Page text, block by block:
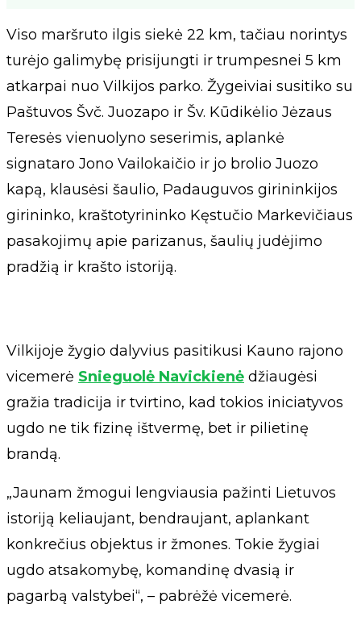
Viso maršruto ilgis siekė 22 km, tačiau norintys
turėjo galimybę prisijungti ir trumpesnei 5 km
atkarpai nuo Vilkijos parko. Žygeiviai susitiko su
Paštuvos Švč. Juozapo ir Šv. Kūdikėlio Jėzaus
Teresės vienuolyno seserimis, aplankė
signataro Jono Vailokaičio ir jo brolio Juozo
kapą, klausėsi šaulio, Padauguvos girininkijos
girininko, kraštotyrininko Kęstučio Markevičiaus
pasakojimų apie parizanus, šaulių judėjimo
pradžią ir krašto istoriją.
Vilkijoje žygio dalyvius pasitikusi Kauno rajono
vicemerė Snieguolė Navickienė džiaugėsi
gražia tradicija ir tvirtino, kad tokios iniciatyvos
ugdo ne tik fizinę ištvermę, bet ir pilietinę
brandą.
„Jaunam žmogui lengviausia pažinti Lietuvos
istoriją keliaujant, bendraujant, aplankant
konkrečius objektus ir žmones. Tokie žygiai
ugdo atsakomybę, komandinę dvasią ir
pagarbą valstybei“, – pabrėžė vicemerė.